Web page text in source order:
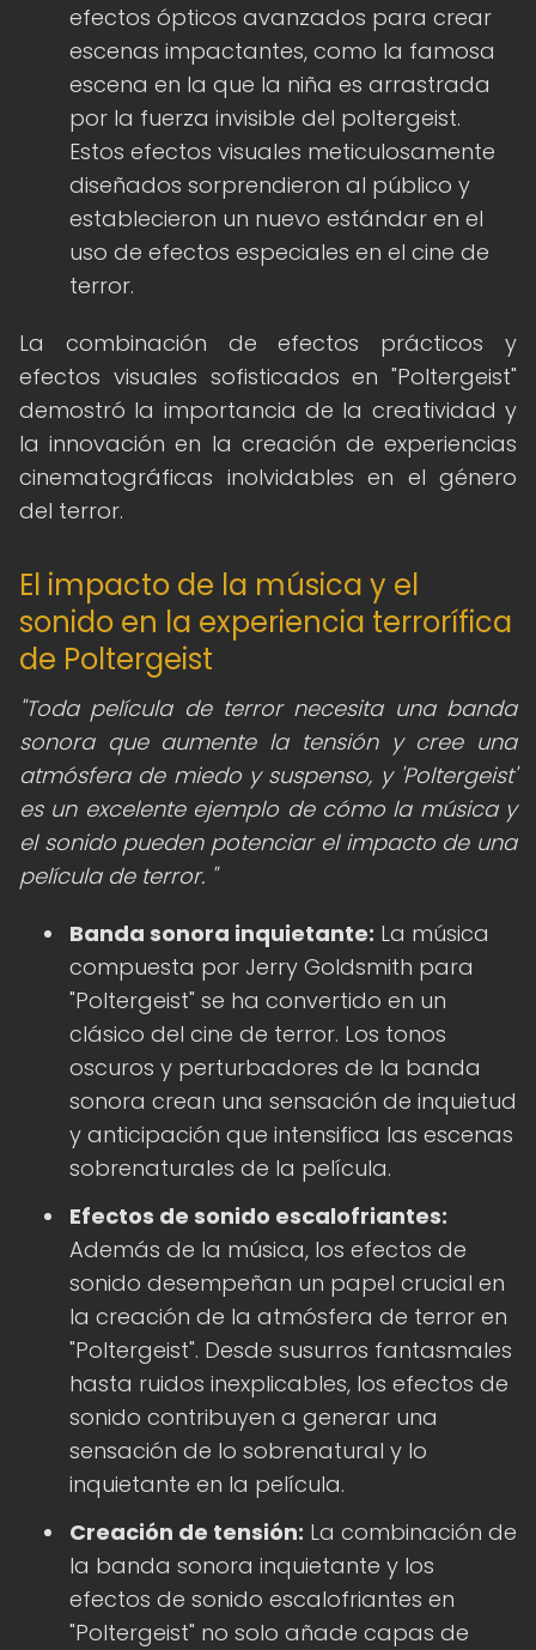
efectos ópticos avanzados para crear
escenas impactantes, como la famosa
escena en la que la niña es arrastrada
por la fuerza invisible del poltergeist.
Estos efectos visuales meticulosamente
diseñados sorprendieron al público y
establecieron un nuevo estándar en el
uso de efectos especiales en el cine de
terror.
La combinación de efectos prácticos y
efectos visuales sofisticados en "Poltergeist"
demostró la importancia de la creatividad y
la innovación en la creación de experiencias
cinematográficas inolvidables en el género
del terror.
El impacto de la música y el
sonido en la experiencia terrorífica
de Poltergeist
"Toda película de terror necesita una banda
sonora que aumente la tensión y cree una
atmósfera de miedo y suspenso, y 'Poltergeist'
es un excelente ejemplo de cómo la música y
el sonido pueden potenciar el impacto de una
película de terror. "
Banda sonora inquietante: La música
compuesta por Jerry Goldsmith para
"Poltergeist" se ha convertido en un
clásico del cine de terror. Los tonos
oscuros y perturbadores de la banda
sonora crean una sensación de inquietud
y anticipación que intensifica las escenas
sobrenaturales de la película.
Efectos de sonido escalofriantes:
Además de la música, los efectos de
sonido desempeñan un papel crucial en
la creación de la atmósfera de terror en
"Poltergeist". Desde susurros fantasmales
hasta ruidos inexplicables, los efectos de
sonido contribuyen a generar una
sensación de lo sobrenatural y lo
inquietante en la película.
Creación de tensión: La combinación de
la banda sonora inquietante y los
efectos de sonido escalofriantes en
"Poltergeist" no solo añade capas de